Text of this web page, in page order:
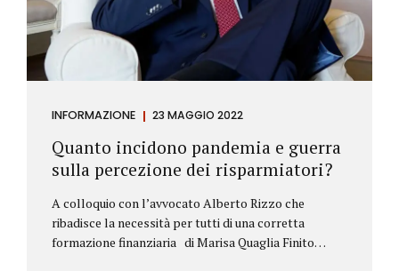
INFORMAZIONE 23 MAGGIO 2022
Quanto incidono pandemia e guerra
sulla percezione dei risparmiatori?
A colloquio con l’avvocato Alberto Rizzo che
ribadisce la necessità per tutti di una corretta
formazione finanziaria di Marisa Quaglia Finito